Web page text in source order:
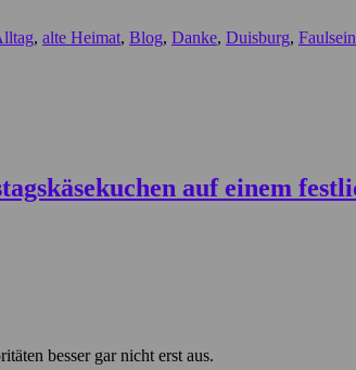
, alte Heimat, Blog, Danke, Duisburg, Faulsein
besser gar nicht erst aus.